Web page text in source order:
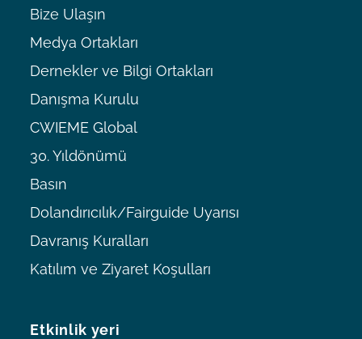
Etkinlik yeri
Bize Ulaşın
Medya Ortakları
Dernekler ve Bilgi Ortakları
Danışma Kurulu
CWIEME Global
30. Yıldönümü
Basın
Dolandırıcılık/Fairguide Uyarısı
Davranış Kuralları
Katılım ve Ziyaret Koşulları